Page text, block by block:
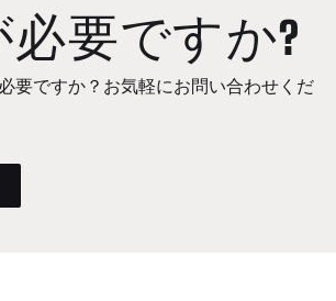
要ですか?
要ですか？お気軽にお問い合わせくだ